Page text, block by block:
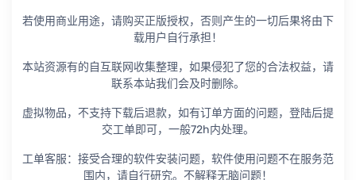
若使用商业用途，请购买正版授权，否则产生的一切后果将由下
载用户自行承担！
本站资源有的自互联网收集整理，如果侵犯了您的合法权益，请
联系本站我们会及时删除。
虚拟物品，不支持下载后退款，如有订单方面的问题，登陆后提
交工单即可，一般72h内处理。
工单客服：接受合理的软件安装问题，软件使用问题不在服务范
围内，请自行研究。不解释无脑问题！